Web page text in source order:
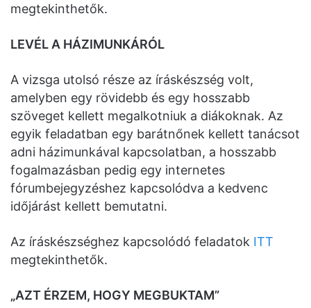
megtekinthetők.
LEVÉL A HÁZIMUNKÁRÓL
A vizsga utolsó része az íráskészség volt,
amelyben egy rövidebb és egy hosszabb
szöveget kellett megalkotniuk a diákoknak. Az
egyik feladatban egy barátnőnek kellett tanácsot
adni házimunkával kapcsolatban, a hosszabb
fogalmazásban pedig egy internetes
fórumbejegyzéshez kapcsolódva a kedvenc
időjárást kellett bemutatni.
Az íráskészséghez kapcsolódó feladatok ITT
megtekinthetők.
„AZT ÉRZEM, HOGY MEGBUKTAM”